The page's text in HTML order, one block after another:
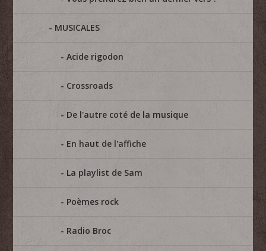
MUSICALES
Acide rigodon
Crossroads
De l'autre coté de la musique
En haut de l'affiche
La playlist de Sam
Poèmes rock
Radio Broc